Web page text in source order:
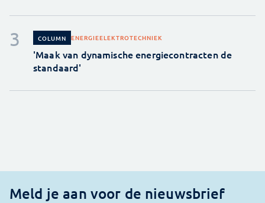
COLUMN ENERGIEELEKTROTECHNIEK
'Maak van dynamische energiecontracten de
standaard'
Meld je aan voor de nieuwsbrief